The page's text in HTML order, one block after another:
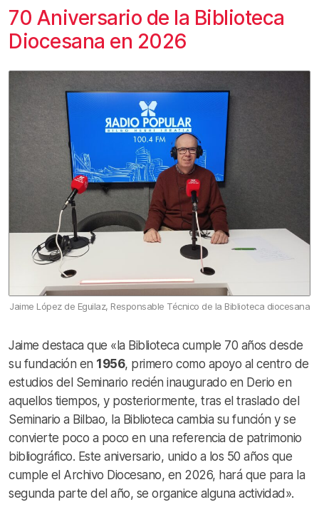
70 Aniversario de la Biblioteca
Diocesana en 2026
Jaime López de Eguilaz, Responsable Técnico de la Biblioteca diocesana
Jaime destaca que «la Biblioteca cumple 70 años desde
su fundación en 1956, primero como apoyo al centro de
estudios del Seminario recién inaugurado en Derio en
aquellos tiempos, y posteriormente, tras el traslado del
Seminario a Bilbao, la Biblioteca cambia su función y se
convierte poco a poco en una referencia de patrimonio
bibliográfico. Este aniversario, unido a los 50 años que
cumple el Archivo Diocesano, en 2026, hará que para la
segunda parte del año, se organice alguna actividad».